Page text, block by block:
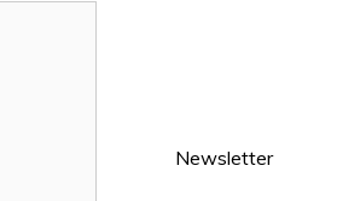
Newsletter